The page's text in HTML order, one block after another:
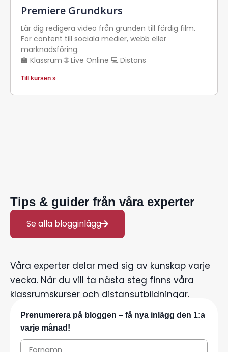
Premiere Grundkurs
Lär dig redigera video från grunden till färdig film.
För content till sociala medier, webb eller
marknadsföring.
🏫 Klassrum 🌐 Live Online 💻 Distans
Till kursen »
Tips & guider från våra experter
Se alla blogginlägg
Våra experter delar med sig av kunskap varje
vecka. När du vill ta nästa steg finns våra
klassrumskurser och distansutbildningar.
Prenumerera på bloggen – få nya inlägg den 1:a
varje månad!